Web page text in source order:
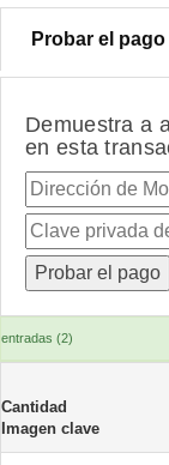
Probar el pago
Demuestra a
en esta
entradas (2)
Cantidad
Imagen clave